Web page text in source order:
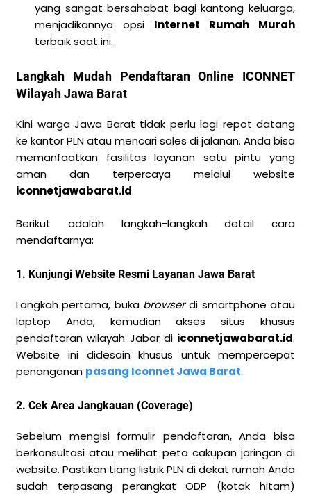
yang sangat bersahabat bagi kantong keluarga,
menjadikannya opsi Internet Rumah Murah
terbaik saat ini.
Langkah Mudah Pendaftaran Online ICONNET
Wilayah Jawa Barat
Kini warga Jawa Barat tidak perlu lagi repot datang
ke kantor PLN atau mencari sales di jalanan. Anda bisa
memanfaatkan fasilitas layanan satu pintu yang
aman dan terpercaya melalui website
iconnetjawabarat.id.
Berikut adalah langkah-langkah detail cara
mendaftarnya:
1. Kunjungi Website Resmi Layanan Jawa Barat
Langkah pertama, buka browserdi smartphone atau
laptop Anda, kemudian akses situs khusus
pendaftaran wilayah Jabar di iconnetjawabarat.id.
Website ini didesain khusus untuk mempercepat
penanganan pasang Iconnet Jawa Barat.
2. Cek Area Jangkauan (Coverage)
Sebelum mengisi formulir pendaftaran, Anda bisa
berkonsultasi atau melihat peta cakupan jaringan di
website. Pastikan tiang listrik PLN di dekat rumah Anda
sudah terpasang perangkat ODP (kotak hitam)